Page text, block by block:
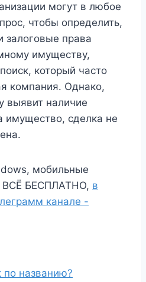
могут в любое
чтобы определить,
залоговые права
имуществу,
который часто
компания. Однако,
выявит наличие
имущество, сделка не
мобильные
ВСЁ БЕСПЛАТНО, в
канале -
по названию?